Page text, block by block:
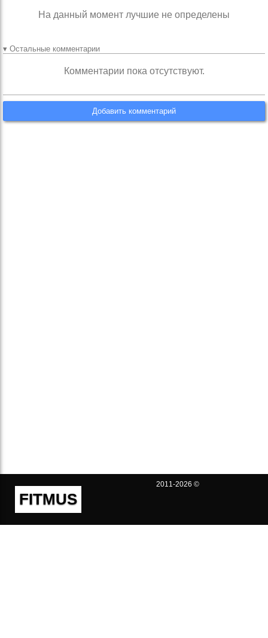
На данный момент лучшие не определены
▾ Остальные комментарии
Комментарии пока отсутствуют.
Добавить комментарий
FITMUS
2011-2026 ©